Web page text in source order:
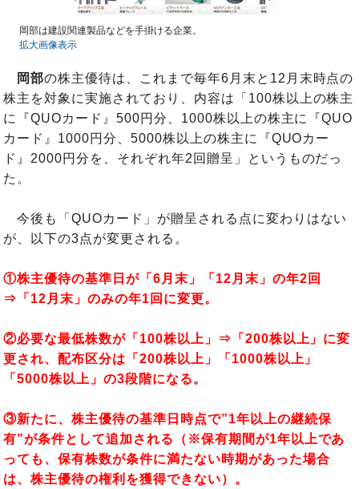
岡部は建設関連製品などを手掛ける企業。
拡大画像表示
岡部の株主優待は、これまで毎年6月末と12月末時点の
株主を対象に実施されており、内容は「100株以上の株主
に『QUOカード』500円分、1000株以上の株主に『QUO
カード』1000円分、5000株以上の株主に『QUOカー
ド』2000円分を、それぞれ年2回贈呈」というものだっ
た。
今後も「QUOカード」が贈呈される点に変わりはない
が、以下の3点が変更される。
①株主優待の基準日が「6月末」「12月末」の年2回
⇒「12月末」のみの年1回に変更。
②必要な最低株数が「100株以上」⇒「200株以上」に変
更され、配布区分は「200株以上」「1000株以上」
「5000株以上」の3段階になる。
③新たに、株主優待の基準日時点で”1年以上の継続保
有”が条件として追加される（※保有期間が1年以上であ
っても、保有株数が条件に満たない時期があった場合
は、株主優待の権利を獲得できない）。